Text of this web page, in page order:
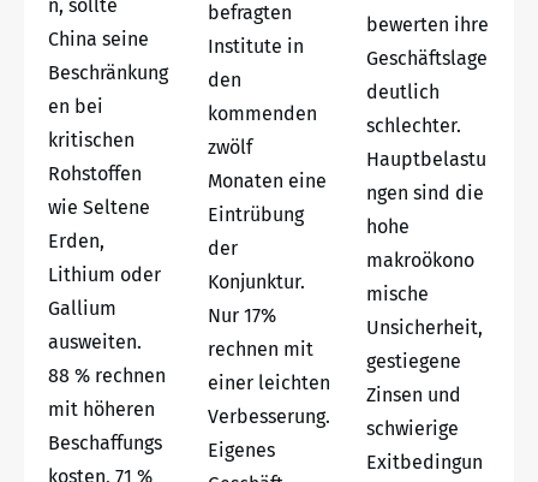
n, sollte
China seine
Beschränkung
en bei
kritischen
Rohstoffen
wie Seltene
Erden,
Lithium oder
Gallium
ausweiten.
88 % rechnen
mit höheren
Beschaffungs
kosten, 71 %
befragten
Institute in
den
kommenden
zwölf
Monaten eine
Eintrübung
der
Konjunktur.
Nur 17%
rechnen mit
einer leichten
Verbesserung.
Eigenes
bewerten ihre
Geschäftslage
deutlich
schlechter.
Hauptbelastu
ngen sind die
hohe
makroökono
mische
Unsicherheit,
gestiegene
Zinsen und
schwierige
Exitbedingun